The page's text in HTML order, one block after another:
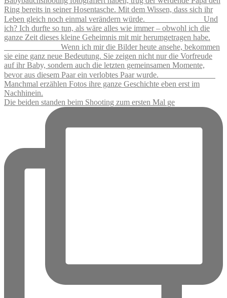
Die beiden standen beim Shooting zum ersten Mal ge